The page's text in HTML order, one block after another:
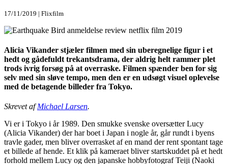
17/11/2019 | Flixfilm
Alicia Vikander stjæler filmen med sin uberegnelige figur i et
hedt og gådefuldt trekantsdrama, der aldrig helt rammer plet
trods ivrig forsøg på at overraske. Filmen spænder ben for sig
selv med sin sløve tempo, men den er en udsøgt visuel oplevelse
med de betagende billeder fra Tokyo.
Skrevet afMichael Larsen.
Vi er i Tokyo i år 1989. Den smukke svenske oversætter Lucy
(Alicia Vikander) der har boet i Japan i nogle år, går rundt i byens
travle gader, men bliver overrasket af en mand der rent spontant tage
et billede af hende. Et klik på kameraet bliver startskuddet på et hedt
forhold mellem Lucy og den japanske hobbyfotograf Teiji (Naoki